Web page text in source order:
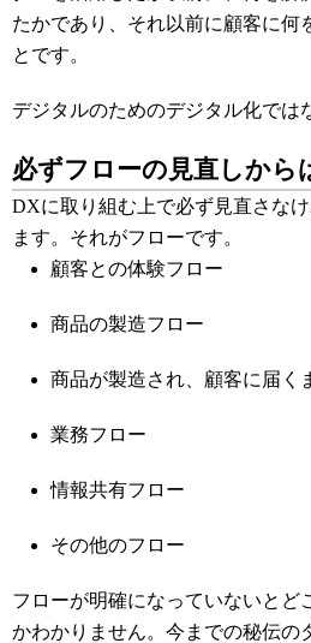
たかであり、それ以前に顧客に何
とです。
デジタルのためのデジタル化では
必ずフローの見直しから
DXに取り組む上で必ず見直さな
ます。それがフローです。
顧客との体験フロー
商品の製造フロー
商品が製造され、顧客に届く
業務フロー
情報共有フロー
その他のフロー
フローが明確になっていないとど
かわかりません。今までの秘伝の